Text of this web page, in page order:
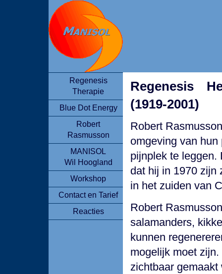
Regenesis
Therapie
Blue Dot Energy
Robert
Rasmusson
MANISOL
Wil Hoogland
Workshop
Contact en Tarief
Reacties
Regenesis
(1919-2001)
Robert
omgeving van
pijnplek te leggen.
dat hij in 1970 zijn
in het zuiden van
Robert
salamanders,
kunnen
mogelijk moet
zichtbaar